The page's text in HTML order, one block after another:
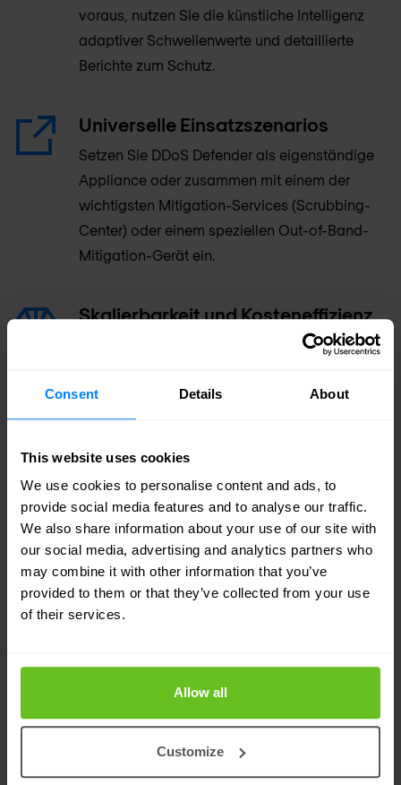
Consent Details About
This website uses cookies
We use cookies to personalise content and ads, to
provide social media features and to analyse our traffic.
We also share information about your use of our site with
our social media, advertising and analytics partners who
may combine it with other information that you’ve
provided to them or that they’ve collected from your use
of their services.
Allow all
Customize
voraus, nutzen Sie die künstliche Intelligenz
adaptiver Schwellenwerte und detaillierte
Berichte zum Schutz.
Universelle Einsatzszenarios
Setzen Sie DDoS Defender als eigenständige
Appliance oder zusammen mit einem der
wichtigsten Mitigation-Services (Scrubbing-
Center) oder einem speziellen Out-of-Band-
Mitigation-Gerät ein.
Skalierbarkeit und Kosteneffizienz
Betreiben Sie ein großes Netzwerk mit
mehreren zehn Gigabit pro Sekunde? Nutzen
Sie DDoS Defender mit jeder Out-of-Band
Implementierungen nicht bieten können.
Multi-Mandantenfähig
Schützen Sie kritische Anwendungen Ihrer
Kunden, bestimmte Netzwerksegmente,
Quick time-to-value
In wenigen Minuten haben Sie eine aktive
DDoS-Abwehr einsatzbereit. Ohne
Konfigurationsänderungen,